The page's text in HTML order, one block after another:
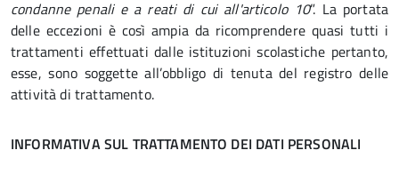
condanne penali e a reati di cui all'articolo 10”. La portata
delle eccezioni è così ampia da ricomprendere quasi tutti i
trattamenti effettuati dalle istituzioni scolastiche pertanto,
esse, sono soggette all’obbligo di tenuta del registro delle
attività di trattamento.
INFORMATIVA SUL TRATTAMENTO DEI DATI PERSONALI